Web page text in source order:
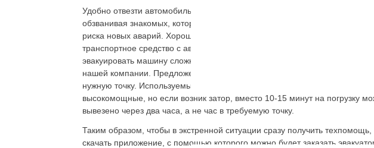
Удобно отвезти автомобиль домой, в автосервис, также потому, что
обзванивая знакомых, которые могли бы взять на буксир, водитель
риска новых аварий. Хорошо если удалось откатить авто к бордюру,
транспортное средство с аварийными огнями другим автомобилистам
эвакуировать машину сложнее будет. Лучше не рисковать, сразу заказать
нашей компании. Предложение выгодное и автомобиль будет быстро
нужную точку. Используемые погрузчики манёвренны благодаря точной
высокомощные, но если возник затор, вместо 10-15 минут на погрузку
вывезено через два часа, а не час в требуемую точку.
Таким образом, чтобы в экстренной ситуации сразу получить
скачать приложение, с помощью которого можно будет заказать